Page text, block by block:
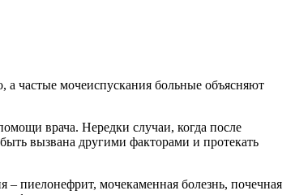
а частые мочеиспускания больные объясняют
врача. Нередки случаи, когда после
вызвана другими факторами и протекать
пиелонефрит, мочекаменная болезнь, почечная